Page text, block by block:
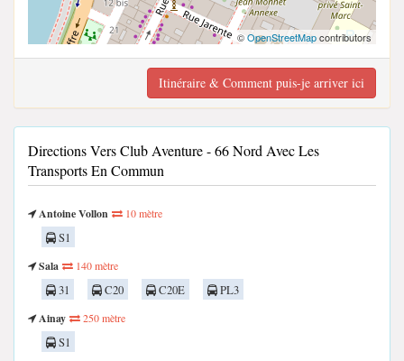
©OpenStreetMapcontributors
Itinéraire & Comment puis-je arriver ici
Directions Vers Club Aventure - 66 Nord Avec Les
Transports En Commun
Antoine Vollon 10 mètre
S1
Sala
140 mètre
31 C20 C20E
PL3
Ainay
250 mètre
S1